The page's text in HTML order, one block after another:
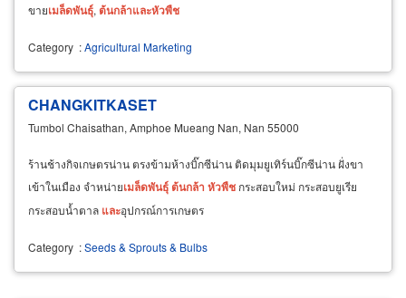
ขายเมล็ดพันธุ์, ต้นกล้าและหัวพืช
Category :Agricultural Marketing
CHANGKITKASET
Tumbol Chaisathan, Amphoe Mueang Nan, Nan 55000
ร้านช้างกิจเกษตรน่าน ตรงข้ามห้างบิ๊กซีน่าน ติดมุมยูเทิร์นบิ๊กซีน่าน ฝั่งขา
เข้าในเมือง จำหน่ายเมล็ดพันธุ์ ต้นกล้า หัวพืช กระสอบใหม่ กระสอบยูเรีย
กระสอบน้ำตาล และอุปกรณ์การเกษตร
Category :Seeds & Sprouts & Bulbs